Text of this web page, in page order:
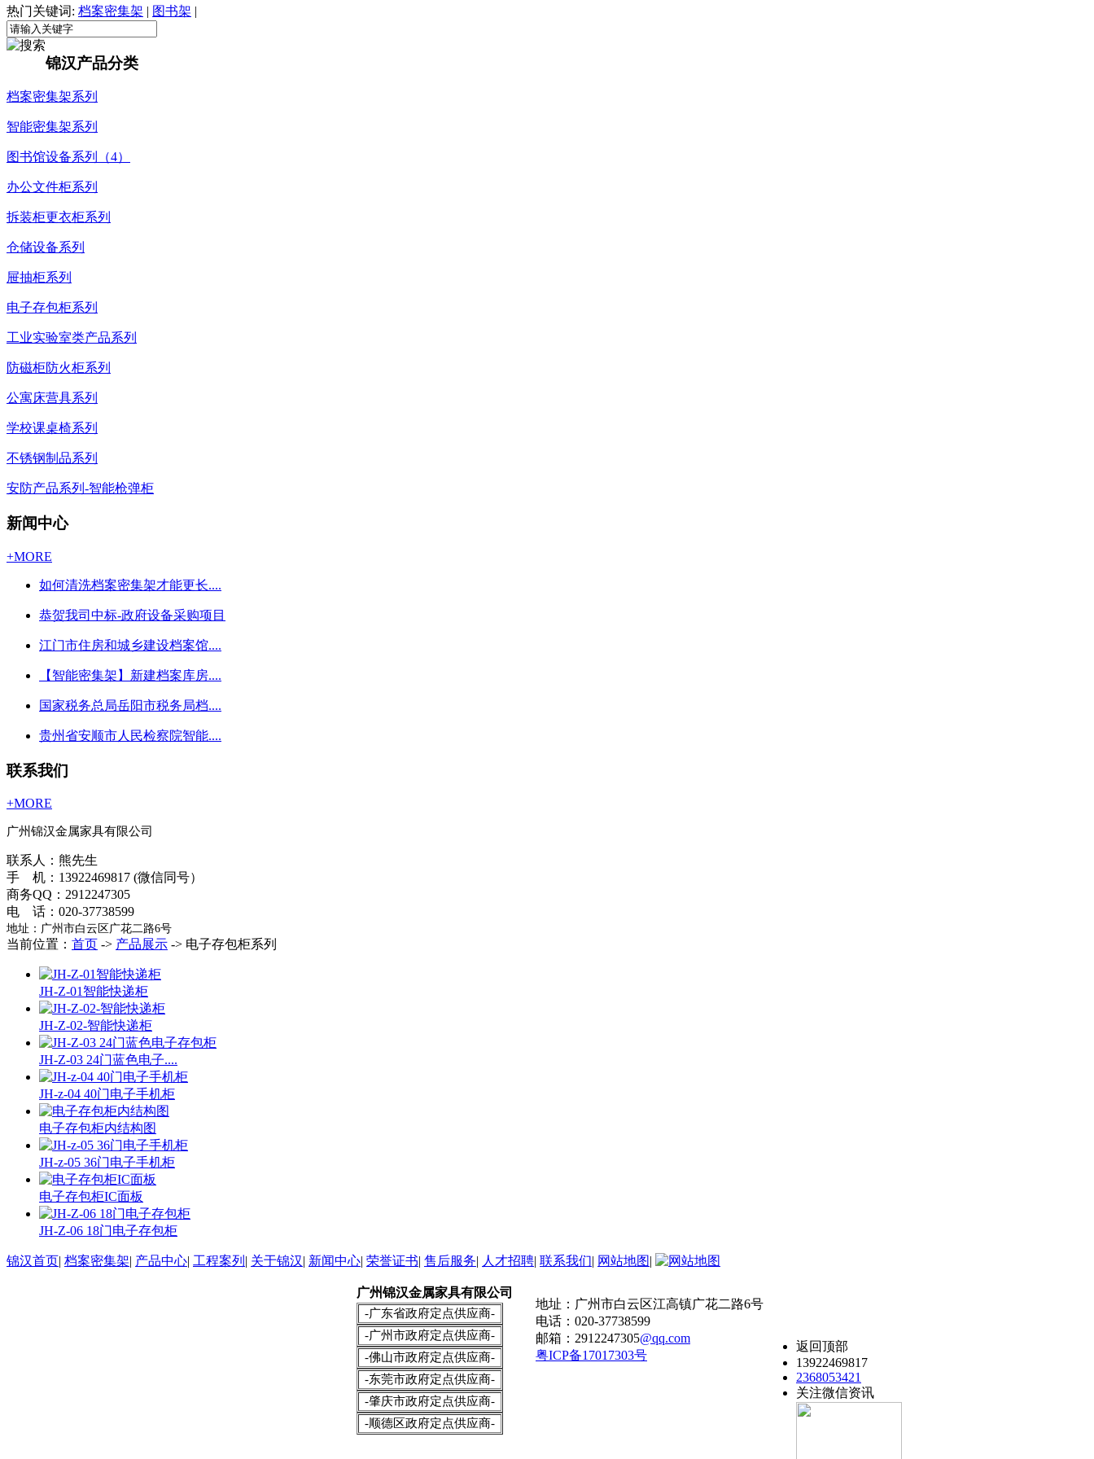
热门关键词: 档案密集架 | 图书架 |
锦汉产品分类
档案密集架系列
智能密集架系列
图书馆设备系列（4）
办公文件柜系列
拆装柜更衣柜系列
仓储设备系列
屉抽柜系列
电子存包柜系列
工业实验室类产品系列
防磁柜防火柜系列
公寓床营具系列
学校课桌椅系列
不锈钢制品系列
安防产品系列-智能枪弹柜
新闻中心
+MORE
如何清洗档案密集架才能更长....
恭贺我司中标-政府设备采购项目
江门市住房和城乡建设档案馆....
【智能密集架】新建档案库房....
国家税务总局岳阳市税务局档....
贵州省安顺市人民检察院智能....
联系我们
+MORE
广州锦汉金属家具有限公司
联系人：熊先生
手 机：13922469817 (微信同号）
商务QQ：2912247305
电 话：020-37738599
地址：广州市白云区广花二路6号
当前位置： 首页 -> 产品展示 -> 电子存包柜系列
JH-Z-01智能快递柜
JH-Z-02-智能快递柜
JH-Z-03 24门蓝色电子....
JH-z-04 40门电子手机柜
电子存包柜内结构图
JH-z-05 36门电子手机柜
电子存包柜IC面板
JH-Z-06 18门电子存包柜
锦汉首页| 档案密集架| 产品中心| 工程案列 | 关于锦汉| 新闻中心| 荣誉证书| 售后服务| 人才招聘| 联系我们| 网站地图|
广州锦汉金属家具有限公司
-广东省政府定点供应商-
-广州市政府定点供应商-
-佛山市政府定点供应商-
-东莞市政府定点供应商-
-肇庆市政府定点供应商-
-顺德区政府定点供应商-
地址：广州市白云区江高镇广花二路6号
电话：020-37738599
邮箱：2912247305@qq.com
粤ICP备17017303号
返回顶部
13922469817
2368053421
关注微信资讯